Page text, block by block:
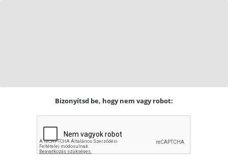
Bizonyítsd be, hogy nem vagy robot: